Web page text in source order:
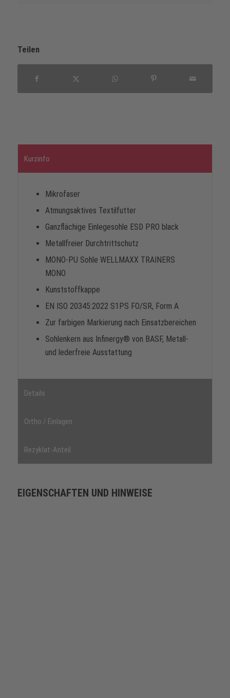
Teilen
Kurzinfo
Mikrofaser
Atmungsaktives Textilfutter
Ganzflächige Einlegesohle ESD PRO black
Metallfreier Durchtrittschutz
MONO-PU Sohle WELLMAXX TRAINERS
MONO
Kunststoffkappe
EN ISO 20345:2022 S1PS FO/SR, Form A
Zur farbigen Markierung nach Einsatzbereichen
Sohlenkern aus Infinergy® von BASF, Metall-
und lederfreie Ausstattung
Details
Ortho / Einlagen
Rezyklat-Anteil
EIGENSCHAFTEN UND HINWEISE